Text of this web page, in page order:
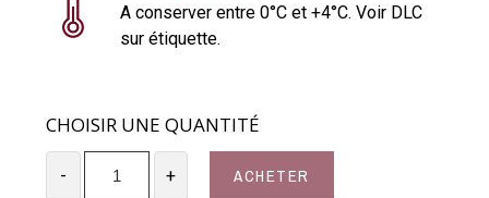
A conserver entre 0°C et +4°C. Voir DLC
sur étiquette.
CHOISIR UNE QUANTITÉ
- + ACHETER